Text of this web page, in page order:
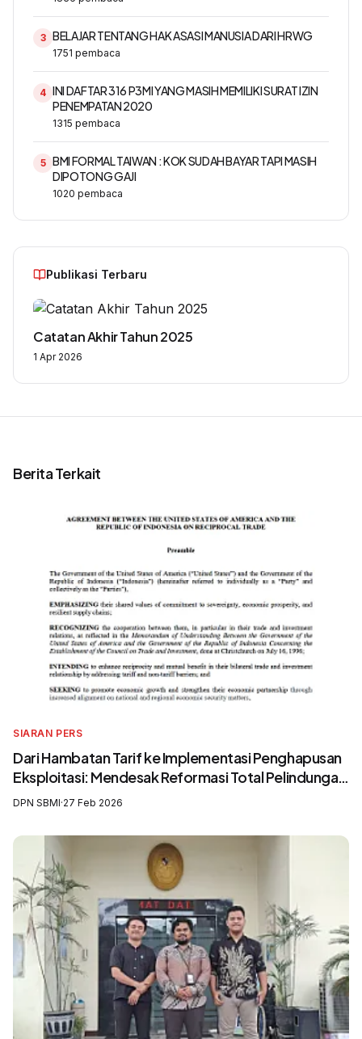
3 BELAJAR TENTANG HAK ASASI MANUSIA DARI HRWG
1751 pembaca
4 INI DAFTAR 316 P3MI YANG MASIH MEMILIKI SURAT IZIN
PENEMPATAN 2020
1315 pembaca
5 BMI FORMAL TAIWAN : KOK SUDAH BAYAR TAPI MASIH
DIPOTONG GAJI
1020 pembaca
Publikasi Terbaru
Catatan Akhir Tahun 2025
1 Apr 2026
Berita Terkait
SIARAN PERS
Dari Hambatan Tarif ke Implementasi Penghapusan
Eksploitasi: Mendesak Reformasi Total Pelindungan
Awak Kapal Perikanan
DPN SBMI·27 Feb 2026